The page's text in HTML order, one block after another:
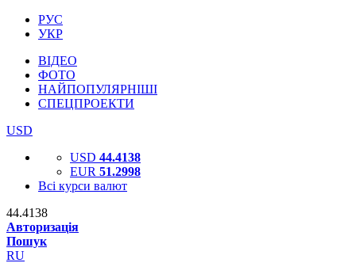
РУС
УКР
ВІДЕО
ФОТО
НАЙПОПУЛЯРНІШІ
СПЕЦПРОЕКТИ
USD
USD 44.4138
EUR 51.2998
Всі курси валют
44.4138
Авторизація
Пошук
RU